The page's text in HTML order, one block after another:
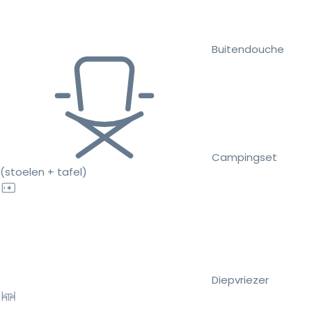
Buitendouche
Campingset
(stoelen + tafel)
Diepvriezer